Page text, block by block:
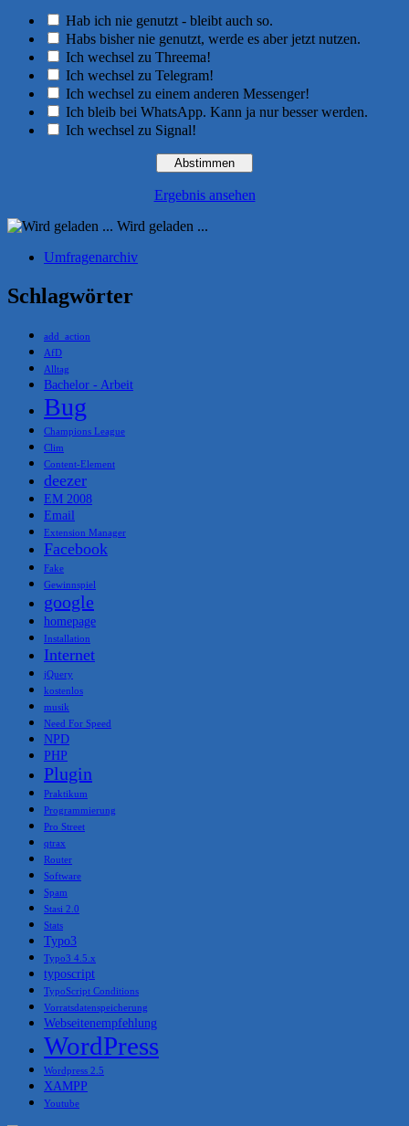
Hab ich nie genutzt - bleibt auch so.
Habs bisher nie genutzt, werde es aber jetzt nutzen.
Ich wechsel zu Threema!
Ich wechsel zu Telegram!
Ich wechsel zu einem anderen Messenger!
Ich bleib bei WhatsApp. Kann ja nur besser werden.
Ich wechsel zu Signal!
Ergebnis ansehen
Wird geladen ...
Umfragenarchiv
Schlagwörter
add_action
AfD
Alltag
Bachelor - Arbeit
Bug
Champions League
Clim
Content-Element
deezer
EM 2008
Email
Extension Manager
Facebook
Fake
Gewinnspiel
google
homepage
Installation
Internet
jQuery
kostenlos
musik
Need For Speed
NPD
PHP
Plugin
Praktikum
Programmierung
Pro Street
qtrax
Router
Software
Spam
Stasi 2.0
Stats
Typo3
Typo3 4.5.x
typoscript
TypoScript Conditions
Vorratsdatenspeicherung
Webseitenempfehlung
WordPress
Wordpress 2.5
XAMPP
Youtube